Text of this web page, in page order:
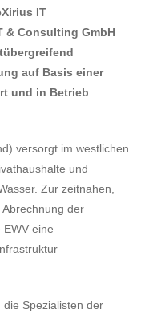
IT
& Consulting GmbH
auf Basis einer
und in Betrieb
versorgt im westlichen
und
Zur zeitnahen,
der
eine
Spezialisten der